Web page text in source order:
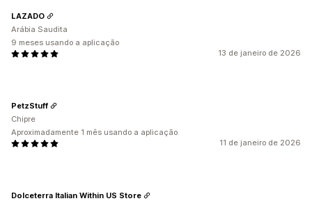
13 de janeiro de 2026
LAZADO
Arábia Saudita
9 meses usando a aplicação
11 de janeiro de 2026
PetzStuff
Chipre
Aproximadamente 1 mês usando a aplicação
Dolceterra Italian Within US Store